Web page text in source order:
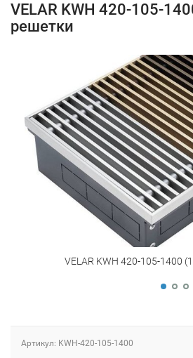
VELAR KWH 420-105-
решетки
VELAR KWH 420-105-1400
Артикул: KWH-420-105-1400